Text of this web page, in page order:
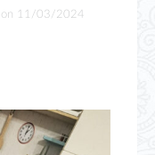
on 11/03/2024